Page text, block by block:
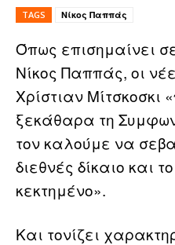
TAGS Νίκος Παππάς
Όπως επισημαίνει
Νίκος Παππάς, οι
Χρίστιαν Μίτσκοσκι
ξεκάθαρα τη
τον καλούμε να
διεθνές δίκαιο και
κεκτημένο».
Και τονίζει